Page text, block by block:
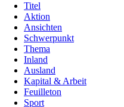
Titel
Aktion
Ansichten
Schwerpunkt
Thema
Inland
Ausland
Kapital & Arbeit
Feuilleton
Sport